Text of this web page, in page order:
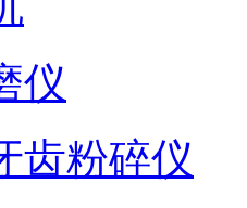
仪
齿粉碎仪